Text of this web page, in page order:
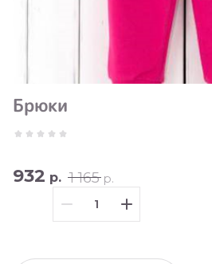
Брюки
1 165 р.
932 р.